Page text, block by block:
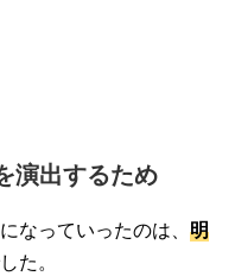
演出するため
なっていったのは、 明
た。